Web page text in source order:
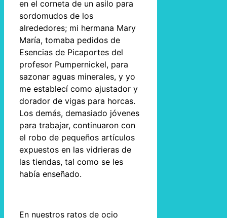
en el corneta de un asilo para
sordomudos de los
alrededores; mi hermana Mary
María, tomaba pedidos de
Esencias de Picaportes del
profesor Pumpernickel, para
sazonar aguas minerales, y yo
me establecí como ajustador y
dorador de vigas para horcas.
Los demás, demasiado jóvenes
para trabajar, continuaron con
el robo de pequeños artículos
expuestos en las vidrieras de
las tiendas, tal como se les
había enseñado.
En nuestros ratos de ocio